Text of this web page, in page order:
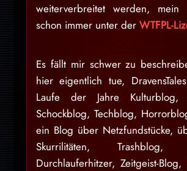
weiterverbreitet werden, mein
schon immer unter der WTFPL-
Es fällt mir schwer zu
hier eigentlich tue,
Laufe der Jahre Kulturblog,
Schockblog, Techblog,
ein Blog über Netzfundstücke,
Skurrilitäten, Trashblog,
Durchlauferhitzer, Zeitgeist-